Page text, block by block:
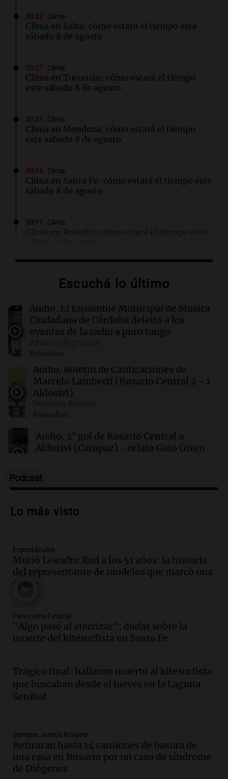
00:32 Clima
Clima en Salta: cómo estará el tiempo este
sábado 8 de agosto
00:27 Clima
Clima en Tucumán: cómo estará el tiempo
este sábado 8 de agosto
00:21 Clima
Clima en Mendoza: cómo estará el tiempo
este sábado 8 de agosto
00:16 Clima
Clima en Santa Fe: cómo estará el tiempo este
sábado 8 de agosto
00:11 Clima
Clima en Rosario: cómo estará el tiempo este
Independiente Rivadavia venció de local a
en su zona
00:05 Clima
sábado 8 de agosto
00:00 Clima
Clima en Córdoba: cómo estará el tiempo este
Escuchá lo último
Audio. El Ensamble Municipal de Música
Ciudadana de Córdoba deleitó a los
oyentes de la radio a puro tango
Episodios
Audio. Boletín de Calificaciones de
Marcelo Lamberti (Rosario Central 2 - 1
Aldosivi)
Episodios
Audio. 2° gol de Rosario Central a
Aldosivi (Campaz) - relato Gato Greco
Audio.Nuevo desarrollo urbano y casa
en Villa María
Audio.
La gran exposición de la rural de
la Bulaya abrirá sus puertas mañana con
diversas actividades y sorpresas
Panorama Federal
edificios y proyecta una casa del
estudiante con 48 municipios
involucrados
Episodios
Audio.1° gol de Rosario Central a
Aldosivi (Zalazar en contra) - relato
Gato Greco
Audio.Recomendaciones de vino
bonarda para disfrutar el fin de semana
en Mendoza
Panorama Federal
Podcast
Lo más visto
Espectáculos
Murió Leandro Rud a los 51 años: la historia
del representante de modelos que marcó una
época
Panorama Federal
"Algo pasó al aterrizar": dudas sobre la
muerte del kitesurfista en Santa Fe
Trágico final: hallaron muerto al kitesurfista
que buscaban desde el jueves en la Laguna
Setúbal
Siempre Juntos Rosario
Retiraran hasta 14 camiones de basura de
una casa en Rosario por un caso de síndrome
de Diógenes